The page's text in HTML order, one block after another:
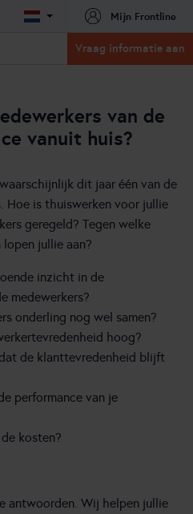
Mijn Frontline
Vraag informatie aan
van de
vanuit huis?
dit jaar één van de
Hoe is thuiswerken voor jullie
geregeld? Tegen welke
jullie aan?
inzicht in de
medewerkers?
onderling nog wel samen?
hoog?
de klanttevredenheid blijft
performance van je
kosten?
antwoorden. Wij helpen jullie